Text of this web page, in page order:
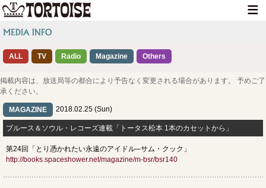
NEWS
LIVE INFO
GOODS
DISCOGRAPHY
ALL TV Radio Magazine Others
掲載内容は、放送局等の都合により予告なく変更される場合があります。 予めご了
承ください。
MAGAZINE 2018.02.25 (Sun)
ブルース＆ソウル・レコーズ連載「トータス松本 1本のカセットから」
第24回「とり憑かれたい永遠のアイドル─サム・クック」
http://books.spaceshower.net/magazine/m-bsr/bsr140